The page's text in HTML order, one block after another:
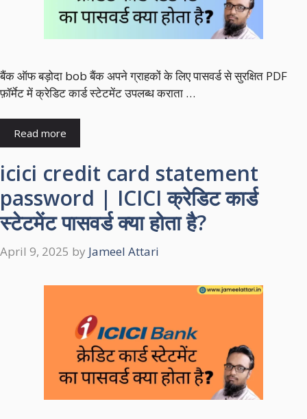
बैंक ऑफ बड़ोदा bob बैंक अपने ग्राहकों के लिए पासवर्ड से सुरक्षित PDF
फ़ॉर्मेट में क्रेडिट कार्ड स्टेटमेंट उपलब्ध कराता …
Read more
icici credit card statement
password | ICICI क्रेडिट कार्ड
स्टेटमेंट पासवर्ड क्या होता है?
April 9, 2025 by Jameel Attari